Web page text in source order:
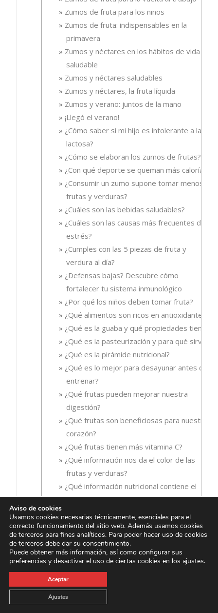
Zumos de fruta para los niños
Zumos de fruta: indispensables en la
primavera
Zumos y néctares en los hábitos de vida
saludable
Zumos y néctares saludables
Zumos y néctares, la fruta líquida
Zumos y verano: juntos de la mano
¡Llegó el verano!
¿Cómo saber si mi hijo es intolerante a la
lactosa?
¿Cómo se elaboran los zumos de frutas?
¿Con qué deporte se queman más calorías?
¿Consumir un zumo supone tomar menos
frutas y verduras?
¿Cuáles son las bebidas saludables?
¿Cuáles son las causas más frecuentes del
estrés?
¿Cumples con las 5 piezas de fruta y
verdura al día?
¿Defensas bajas? Descubre cómo
fortalecer tu sistema inmunológico
¿Por qué los niños deben tomar fruta?
¿Qué alimentos son ricos en antioxidantes?
¿Qué es la guaba y qué propiedades tiene?
¿Qué es la pasteurización y para qué sirve?
¿Qué es la pirámide nutricional?
¿Qué es lo mejor para desayunar antes de
entrenar?
¿Qué frutas pueden mejorar nuestra
digestión?
¿Qué frutas son beneficiosas para nuestro
corazón?
¿Qué frutas tienen más vitamina C?
¿Qué información nos da el color de las
frutas y verduras?
¿Qué información nutricional contiene el
etiquetado de los alimentos?
¿Qué son los mapas mentales y para qué
sirven?
¿Qué tipos de estrés existen?
► Recetas (86)
Aviso de cookies
Usamos cookies necesarias técnicamente, esenciales para el
correcto funcionamiento del sitio web. Además usamos cookies
de terceros para fines analíticos. Para poder hacer uso de cookies
de terceros debe dar su consentimiento.
Puede obtener más información, así como configurar sus
preferencias y desactivar el uso de ciertas cookies en los ajustes.
Aceptar
Ajustes